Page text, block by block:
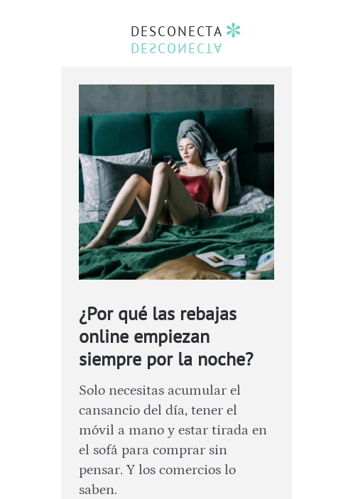
DESCONECTA
¿Por qué las rebajas
online empiezan
siempre por la noche?
Solo necesitas acumular el
cansancio del día, tener el
móvil a mano y estar tirada en
el sofá para comprar sin
pensar. Y los comercios lo
saben.